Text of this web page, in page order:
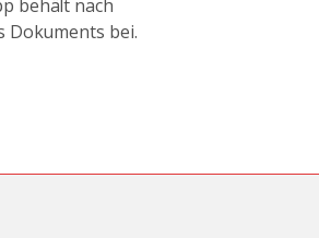
behält nach
Dokuments bei.